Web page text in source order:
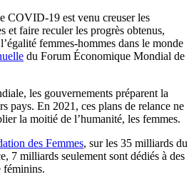
COVID-19 est venu creuser les
et faire reculer les progrès obtenus,
femmes-hommes dans le monde
du Forum Économique Mondial de
les gouvernements préparent la
pays. En 2021, ces plans de relance ne
la moitié de l’humanité, les femmes.
des Femmes, sur les 35 milliards du
7 milliards seulement sont dédiés à des
féminins.